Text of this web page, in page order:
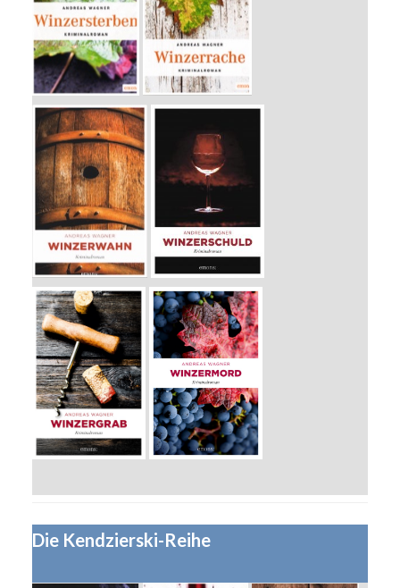
Die Kendzierski-Reihe